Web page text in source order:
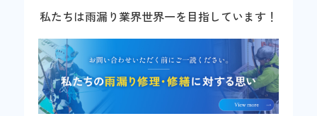
私たちは雨漏り業界世界一を目指しています！